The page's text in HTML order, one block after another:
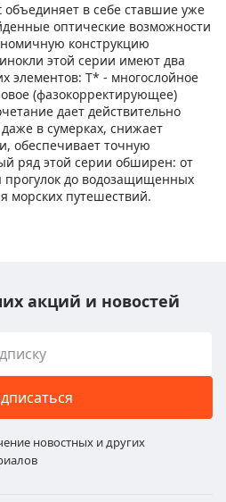
в себе ставшие уже
оптические возможности
конструкцию
этой серии имеют два
элементов: T* - многослойное
(фазокорректирующее)
дает действительно
в сумерках, снижает
обеспечивает точную
ряд этой серии обширен: от
прогулок до водозащищенных
морских путешествий.
акций и новостей
новостных и других